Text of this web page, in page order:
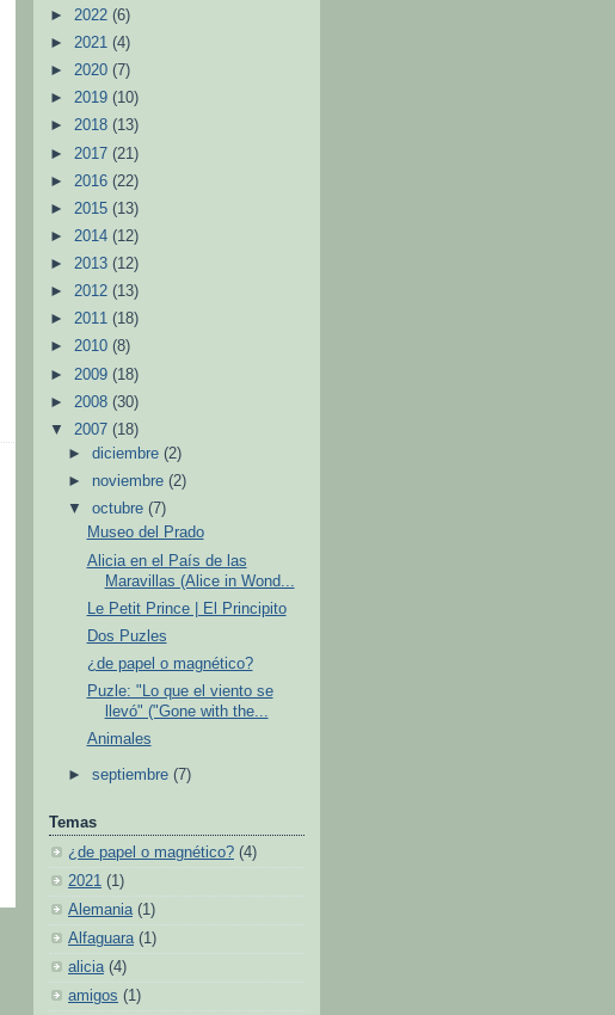
► 2022 (6)
► 2021 (4)
► 2020 (7)
► 2019 (10)
► 2018 (13)
► 2017 (21)
► 2016 (22)
► 2015 (13)
► 2014 (12)
► 2013 (12)
► 2012 (13)
► 2011 (18)
► 2010 (8)
► 2009 (18)
► 2008 (30)
▼ 2007 (18)
►diciembre(2)
► noviembre(2)
▼octubre(7)
Museo del Prado
Alicia en el País de las
Maravillas (Alice in Wond...
Le Petit Prince | El Principito
Dos Puzles
¿de papel o magnético?
Puzle: "Lo que el viento se
llevó" ("Gone with the...
Animales
►septiembre(7)
Temas
¿de papel o magnético? (4)
2021 (1)
Alemania (1)
Alfaguara (1)
alicia (4)
amigos (1)